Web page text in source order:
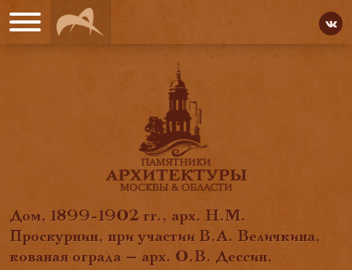
Дом, 1899-1902 гг., арх. Н.М.
Проскурнин, при участии В.А. Величкина,
кованая ограда — арх. О.В. Дессин,